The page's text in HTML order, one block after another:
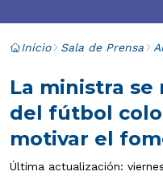
Inicio Sala de Prensa
La ministra se
del fútbol
motivar el
Última actualización: